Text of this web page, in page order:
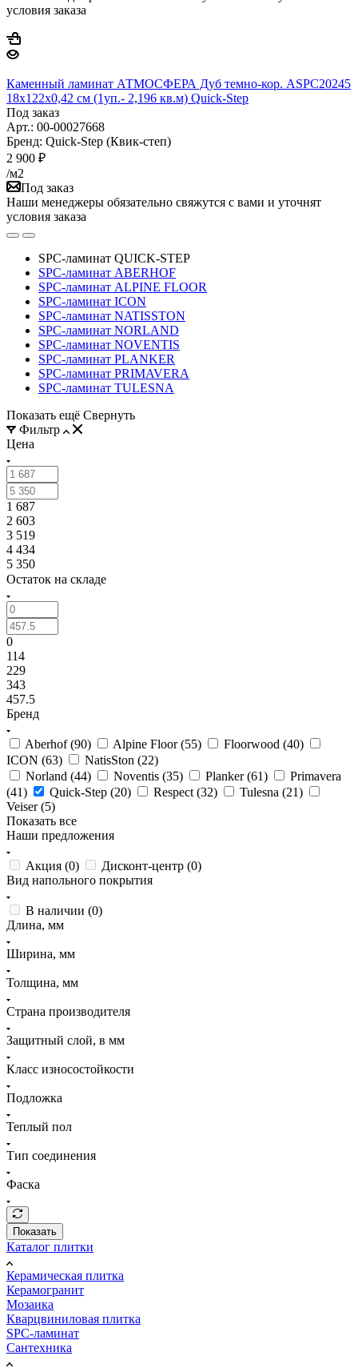
условия заказа
Каменный ламинат АТМОСФЕРА Дуб темно-кор. ASPC20245
18х122х0,42 см (1уп.- 2,196 кв.м) Quick-Step
Под заказ
Арт.: 00-00027668
Бренд: Quick-Step (Квик-степ)
2 900 ₽
/м2
Под заказ
Наши менеджеры обязательно свяжутся с вами и уточнят
условия заказа
SPC-ламинат QUICK-STEP
SPC-ламинат ABERHOF
SPC-ламинат ALPINE FLOOR
SPC-ламинат ICON
SPC-ламинат NATISSTON
SPC-ламинат NORLAND
SPC-ламинат NOVENTIS
SPC-ламинат PLANKER
SPC-ламинат PRIMAVERA
SPC-ламинат TULESNA
Показать ещё Свернуть
Фильтр
Цена
1 687
2 603
3 519
4 434
5 350
Остаток на складе
0
114
229
343
457.5
Бренд
Aberhof (90) Alpine Floor (55) Floorwood (40)
ICON (63) NatisSton (22)
Norland (44) Noventis (35) Planker (61)
Primavera
(41) Quick-Step (20) Respect (32) Tulesna (21)
Veiser (5)
Показать все
Наши предложения
Акция (0) Дисконт-центр (0)
Вид напольного покрытия
В наличии (0)
Длина, мм
Ширина, мм
Толщина, мм
Страна производителя
Защитный слой, в мм
Класс износостойкости
Подложка
Теплый пол
Тип соединения
Фаска
Показать
Каталог плитки
Керамическая плитка
Керамогранит
Мозаика
Кварцвиниловая плитка
SPC-ламинат
Сантехника